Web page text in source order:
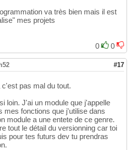
procédure
va très bien mais il est
mes projets
0
0
#17
pas mal du tout.
loin. J'ai un module que j'appelle
mes fonctions que j'utilise dans
module a une entete de ce genre.
tout le détail du versionning car toi
pour tes futurs dev tu prendras